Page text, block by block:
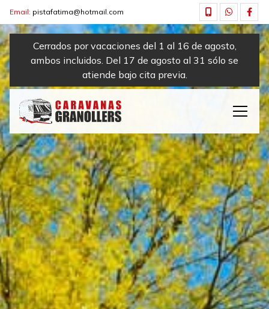
Email: pistafatima@hotmail.com
Cerrados por vacaciones del 1 al 16 de agosto,
ambos incluidos. Del 17 de agosto al 31 sólo se
atiende bajo cita previa.